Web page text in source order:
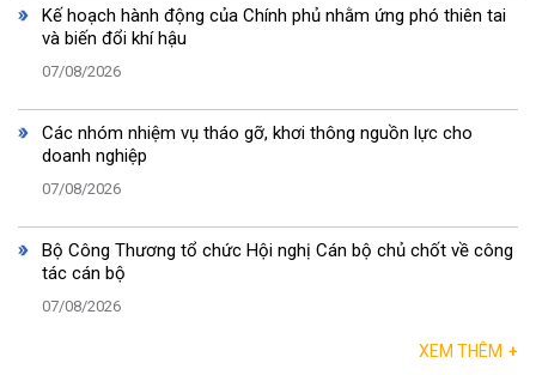
Kế hoạch hành động của Chính phủ nhằm ứng phó thiên tai
và biến đổi khí hậu
07/08/2026
Các nhóm nhiệm vụ tháo gỡ, khơi thông nguồn lực cho
doanh nghiệp
07/08/2026
Bộ Công Thương tổ chức Hội nghị Cán bộ chủ chốt về công
tác cán bộ
07/08/2026
XEM THÊM +